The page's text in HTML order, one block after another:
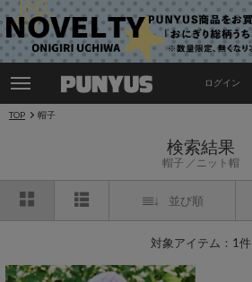
ログイン
TOP 帽子
検索結果
帽子 ニット帽
並び順
対象アイテム：1件